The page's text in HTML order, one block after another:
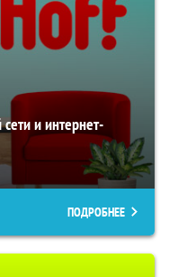
и интернет-
ПОДРОБНЕЕ